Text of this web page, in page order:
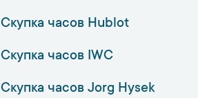
Скупка часов Hublot
Скупка часов IWC
Скупка часов Jorg Hysek